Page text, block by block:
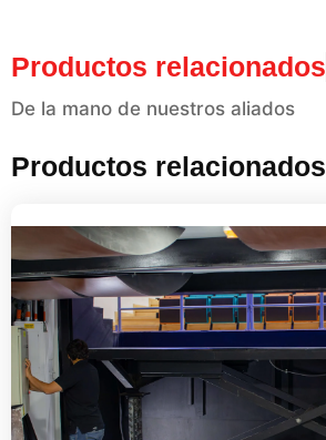
Productos relacionados
De la mano de nuestros aliados
Productos relacionados